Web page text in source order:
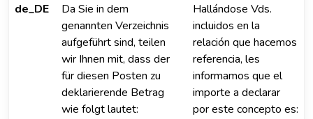
de_DE
Da Sie in dem
genannten Verzeichnis
aufgeführt sind, teilen
wir Ihnen mit, dass der
für diesen Posten zu
deklarierende Betrag
wie folgt lautet:
Hallándose Vds.
incluidos en la
relación que hacemos
referencia, les
informamos que el
importe a declarar
por este concepto es: